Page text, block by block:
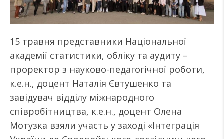
15 травня представники Національної
академії статистики, обліку та аудиту –
проректор з науково-педагогічної роботи,
к.е.н., доцент Наталія Євтушенко та
завідувач відділу міжнародного
співробітництва, к.е.н., доцент Олена
Мотузка взяли участь у заході «Інтеграція